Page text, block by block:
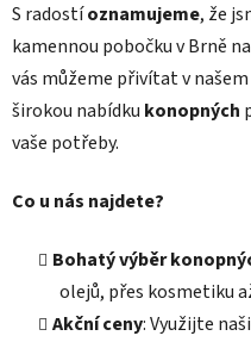
S radostíoznamujeme, že
kamennou pobočku v Brně
vás můžeme přivítat v našem
širokou nabídku konopných
vaše potřeby.
Co u nás najdete?
Bohatý výběr
olejů, přes kosmetiku
Akční ceny: Využijte